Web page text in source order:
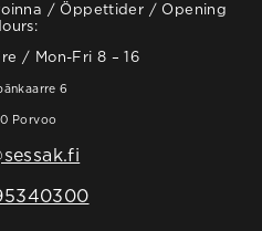
/ Öppettider / Opening
/ Mon-Fri 8 – 16
6
Porvoo